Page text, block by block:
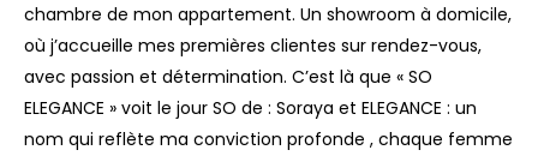
chambre de mon appartement. Un showroom à domicile,
où j’accueille mes premières clientes sur rendez-vous,
avec passion et détermination. C’est là que « SO
ELEGANCE » voit le jour SO de : Soraya et ELEGANCE : un
nom qui reflète ma conviction profonde , chaque femme